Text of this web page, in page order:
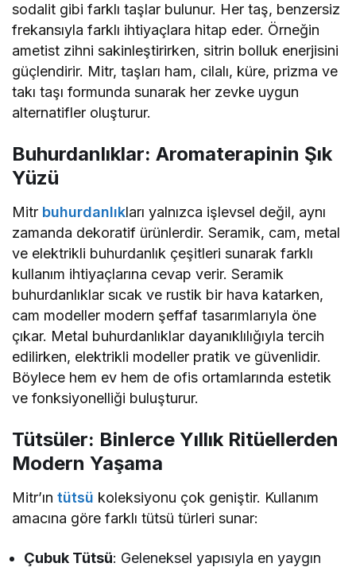
sodalit gibi farklı taşlar bulunur. Her taş, benzersiz
frekansıyla farklı ihtiyaçlara hitap eder. Örneğin
ametist zihni sakinleştirirken, sitrin bolluk enerjisini
güçlendirir. Mitr, taşları ham, cilalı, küre, prizma ve
takı taşı formunda sunarak her zevke uygun
alternatifler oluşturur.
Buhurdanlıklar: Aromaterapinin Şık
Yüzü
Mitr buhurdanlıkları yalnızca işlevsel değil, aynı
zamanda dekoratif ürünlerdir. Seramik, cam, metal
ve elektrikli buhurdanlık çeşitleri sunarak farklı
kullanım ihtiyaçlarına cevap verir. Seramik
buhurdanlıklar sıcak ve rustik bir hava katarken,
cam modeller modern şeffaf tasarımlarıyla öne
çıkar. Metal buhurdanlıklar dayanıklılığıyla tercih
edilirken, elektrikli modeller pratik ve güvenlidir.
Böylece hem ev hem de ofis ortamlarında estetik
ve fonksiyonelliği buluşturur.
Tütsüler: Binlerce Yıllık Ritüellerden
Modern Yaşama
Mitr’ıntütsü koleksiyonu çok geniştir. Kullanım
amacına göre farklı tütsü türleri sunar:
Çubuk Tütsü: Geleneksel yapısıyla en yaygın